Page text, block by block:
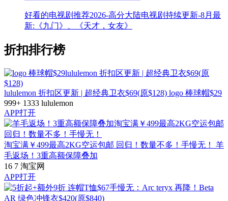
好看的电视剧推荐2026-高分大陆电视剧持续更新-8月最
新:《九门》、《天才，女友》
折扣排行榜
lululemon 折扣区更新 | 超经典卫衣$69(原$128) logo 棒球帽$29
999+ 1333 lululemon
APP打开
淘宝满￥499最高2KG空运包邮 回归！数量不多！手慢无！
羊
毛返场！3重高额保障叠加
16 7 淘宝网
APP打开